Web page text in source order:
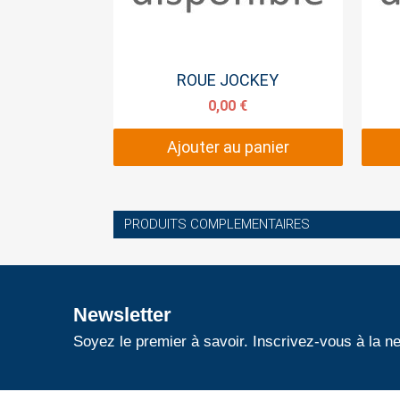
Aperçu rapide
ROUE JOCKEY
0,00 €
Ajouter au panier
PRODUITS COMPLEMENTAIRES
Newsletter
Soyez le premier à savoir. Inscrivez-vous à la